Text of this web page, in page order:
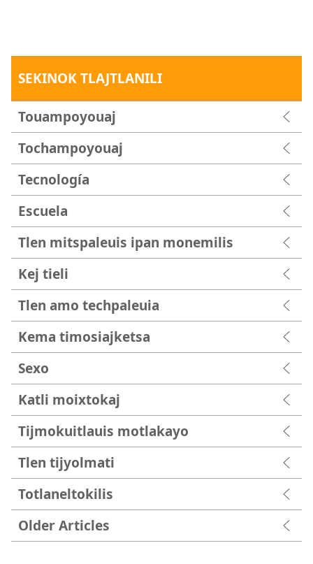
SEKINOK TLAJTLANILI
Touampoyouaj
Tochampoyouaj
Tecnología
Escuela
Tlen mitspaleuis ipan monemilis
Kej tieli
Tlen amo techpaleuia
Kema timosiajketsa
Sexo
Katli moixtokaj
Tijmokuitlauis motlakayo
Tlen tijyolmati
Totlaneltokilis
Older Articles